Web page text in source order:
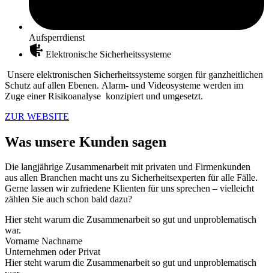
Aufsperrdienst
Elektronische Sicherheitssysteme
Unsere elektronischen Sicherheitssysteme sorgen für ganzheitlichen
Schutz auf allen Ebenen. Alarm- und Videosysteme werden im
Zuge einer Risikoanalyse konzipiert und umgesetzt.
ZUR WEBSITE
Was unsere Kunden sagen
Die langjährige Zusammenarbeit mit privaten und Firmenkunden
aus allen Branchen macht uns zu Sicherheitsexperten für alle Fälle.
Gerne lassen wir zufriedene Klienten für uns sprechen – vielleicht
zählen Sie auch schon bald dazu?
Hier steht warum die Zusammenarbeit so gut und unproblematisch
war.
Vorname Nachname
Unternehmen oder Privat
Hier steht warum die Zusammenarbeit so gut und unproblematisch